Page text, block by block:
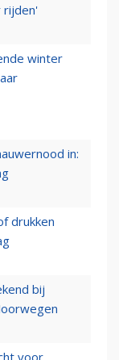
rijden'
winter
in:
drukken
bij